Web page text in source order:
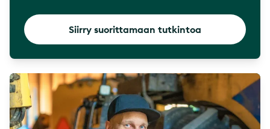
Siirry suorittamaan tutkintoa